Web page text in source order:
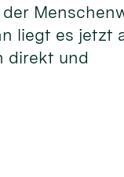
liegt es jetzt
direkt und